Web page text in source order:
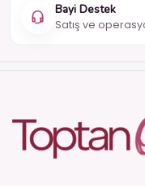
Bayi Destek
Satış ve